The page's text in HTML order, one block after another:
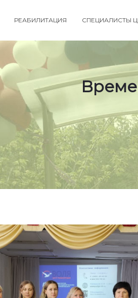
РЕАБИЛИТАЦИЯ СПЕЦИАЛИСТЫ